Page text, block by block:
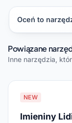
Oceń to
Powiązane
Inne narzędzia,
NEW
Imieniny